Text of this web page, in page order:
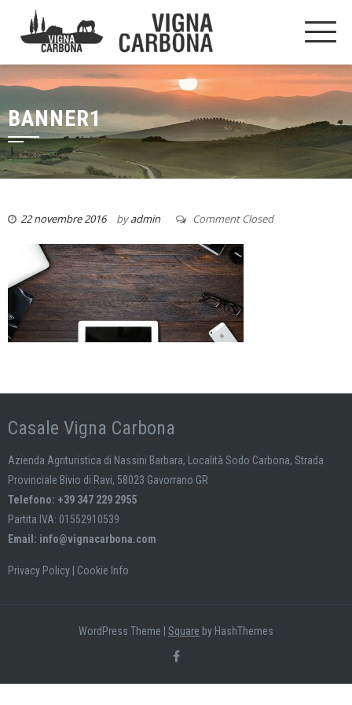
BANNER1
22 novembre 2016 byadmin Comment Closed
Casale Vigna Carbona
Azienda Agrituristica di Nassini Barbara, Località Sodo Carbona, Strada
Provinciale Bivio di Ravi, 58023 Gavorrano GR
Telefono: +39 347 229 2955
Partita IVA: 01552910539
Email: info@vignacarbona.com
Privacy Policy Cookie Info
WordPress Theme Square by HashThemes